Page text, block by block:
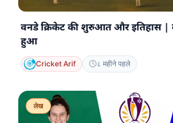
वनडे क्रिकेट की शुरुआत और इतिहास
हुआ
Cricket Arif ८ महीने पहले
लेख